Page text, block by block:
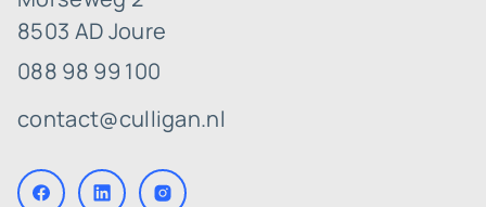
8503 AD Joure
088 98 99 100
contact@culligan.nl